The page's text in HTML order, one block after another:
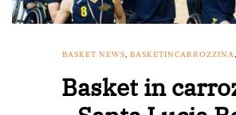
BASKET NEWS, BASKETINCARROZZINA,
Basket in